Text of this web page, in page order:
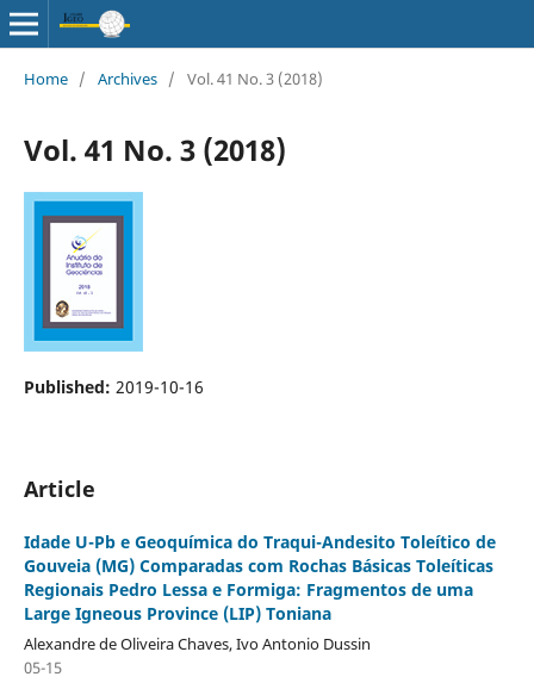
Home / Archives / Vol. 41 No. 3 (2018)
Vol. 41 No. 3 (2018)
Published: 2019-10-16
Article
Idade U-Pb e Geoquímica do Traqui-Andesito Toleítico de
Gouveia (MG) Comparadas com Rochas Básicas Toleíticas
Regionais Pedro Lessa e Formiga: Fragmentos de uma
Large Igneous Province (LIP) Toniana
Alexandre de Oliveira Chaves, Ivo Antonio Dussin
05-15